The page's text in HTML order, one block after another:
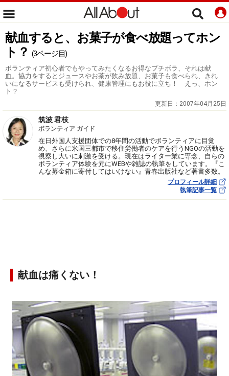
献血すると、お菓子が食べ放題ってホン
ト？ (3ページ目)
ボランティア初心者でもやってみたくなるお得なプチボラ、それは献
血。協力をするとジュースやお茶が飲み放題、お菓子も食べられ、きれ
いになるサービスも受けられ、健康管理にもお役に立ち！ えっ、ホン
ト？
更新日： 2007年04月25日
筑波 君枝
ボランティア ガイド
在日外国人支援団体での8年間の活動でボランティアに目覚
め、さらに米国三都市で移住労働者のケアを行うNGOの活動を
視察し大いに刺激を受ける。現在はライター業に専念、自らの
ボランティア体験を元にWEBや雑誌の執筆をしています。『こ
んな募金箱に寄付してはいけない』青春出版社など著書多数。
プロフィール詳細
執筆記事一覧
献血は痛くない！